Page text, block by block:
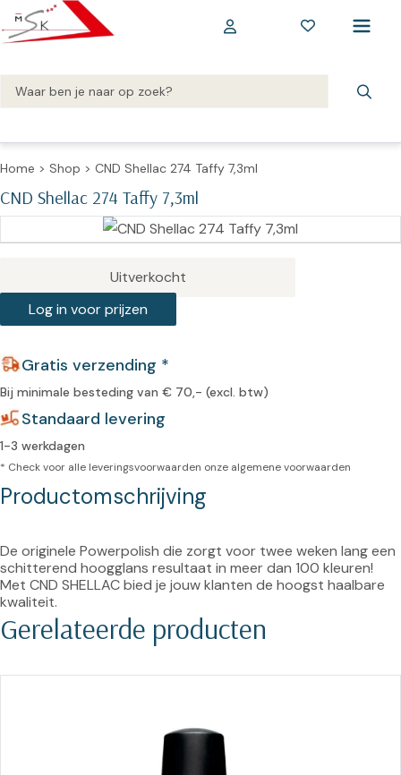
Home > Shop > CND Shellac 274 Taffy 7,3ml
CND Shellac 274 Taffy 7,3ml
Uitverkocht
Log in voor prijzen
Gratis verzending *
Bij minimale besteding van € 70,- (excl. btw)
Standaard levering
1-3 werkdagen
* Check voor alle leveringsvoorwaarden onze algemene voorwaarden
Productomschrijving
De originele Powerpolish die zorgt voor twee weken lang een
schitterend hoogglans resultaat in meer dan 100 kleuren!
Met CND SHELLAC bied je jouw klanten de hoogst haalbare
kwaliteit.
Gerelateerde producten